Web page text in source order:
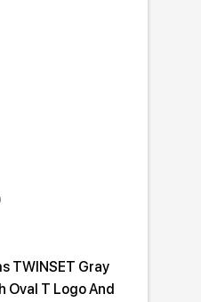
TWINSET Gray
Oval T Logo And